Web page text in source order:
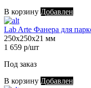
В корзину Добавлен
Lab Arte Фанера для
250х250х21 мм
1 659 р/шт
Под заказ
В корзину Добавлен